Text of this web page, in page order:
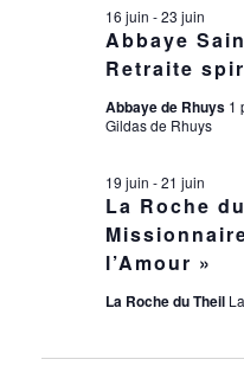
JUIN
2026
Abbaye
Retraite
16 juin -23 juin
Abbaye de Rhuys 1
Gildas de Rhuys
La Roche
l’Amour »
19 juin -21 juin
La Roche du Theil